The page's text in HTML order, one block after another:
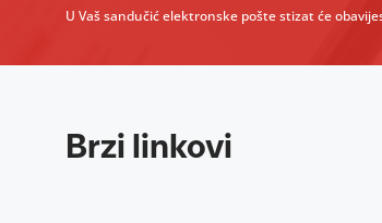
U Vaš sandučić elektronske pošte stizat će
Brzi linkovi